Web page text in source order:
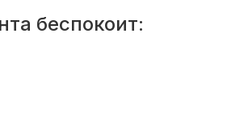
беспокоит: